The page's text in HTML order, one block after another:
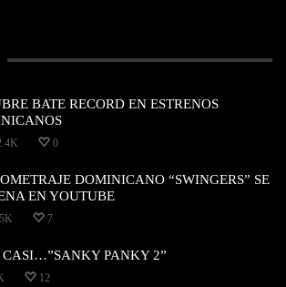
BATE RECORD EN ESTRENOS
0
DOMINICANO “SWINGERS” SE
EN YOUTUBE
7
CASI…”SANKY PANKY 2”
12